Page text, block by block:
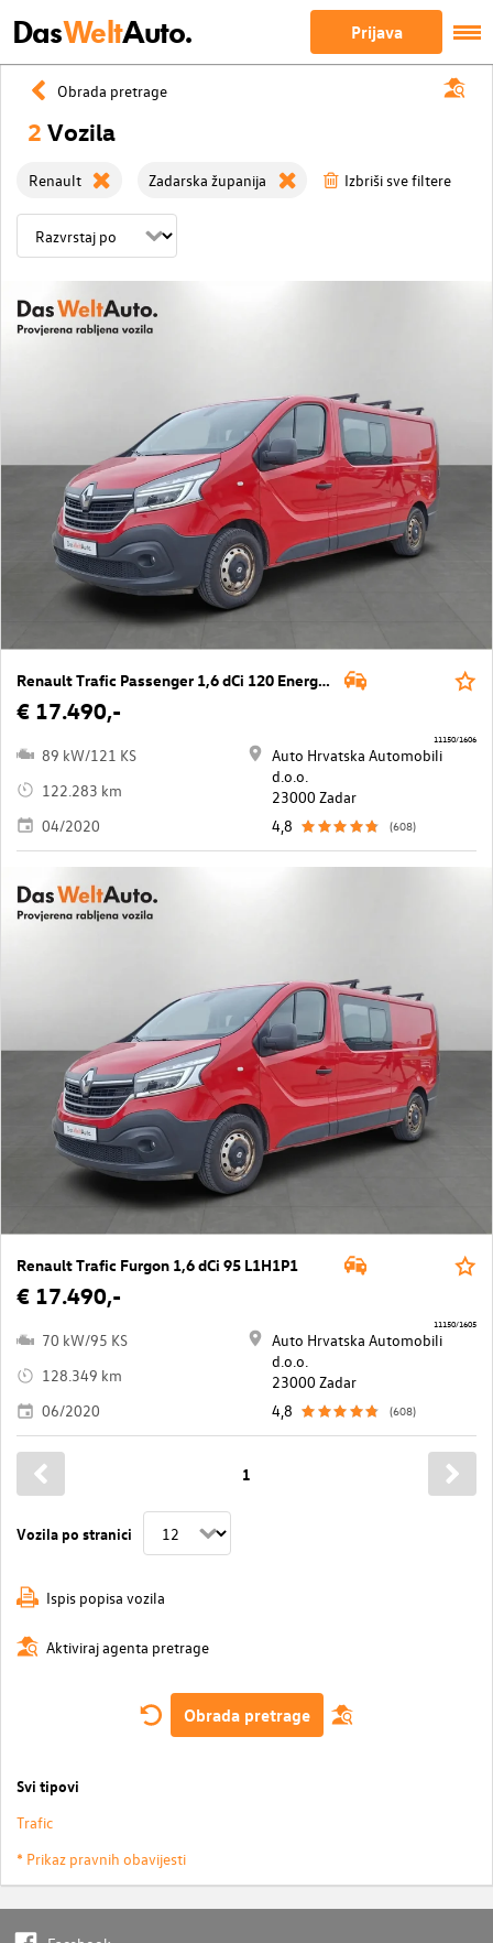
DasWeltAuto. Prijava
Obrada pretrage
2 Vozila
Renault Zadarska županija Izbriši sve filtere
Renault Trafic Passenger 1,6 dCi 120 Energy Confort
€ 17.490,-
89 kW/121 KS
122.283 km
04/2020
Auto Hrvatska Automobili
d.o.o.
23000 Zadar
4,8
(608)
11150/1606
Renault Trafic Furgon 1,6 dCi 95 L1H1P1
€ 17.490,-
70 kW/95 KS
128.349 km
06/2020
Auto Hrvatska Automobili
d.o.o.
23000 Zadar
4,8
(608)
11150/1605
Vozila po stranici
1
Ispis popisa vozila
Aktiviraj agenta pretrage
Obrada pretrage
Svi tipovi
Trafic
* Prikaz pravnih obavijesti